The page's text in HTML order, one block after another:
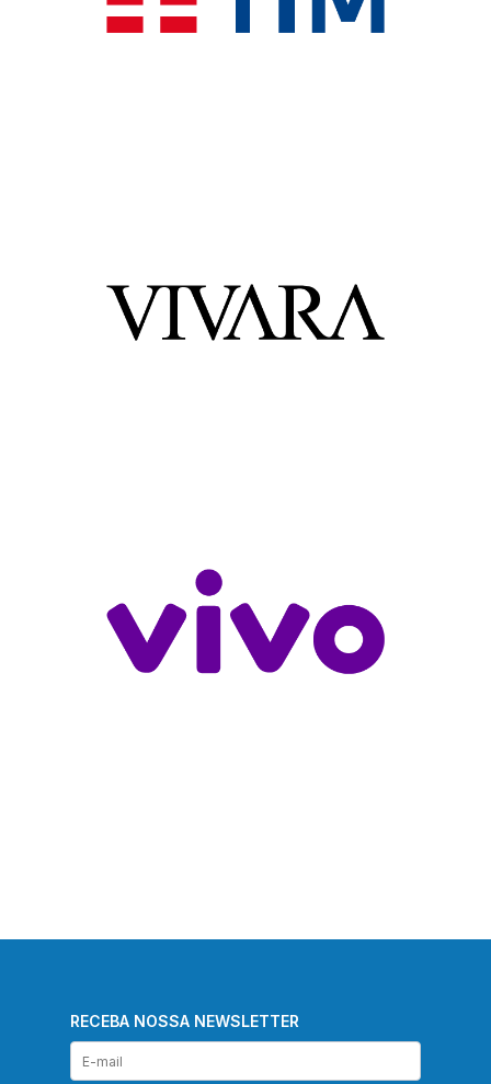
RECEBA NOSSA NEWSLETTER